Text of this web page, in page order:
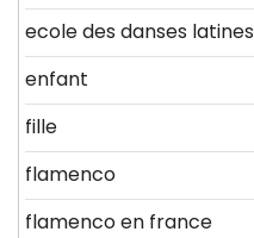
ecole des danses latines
enfant
fille
flamenco
flamenco en france